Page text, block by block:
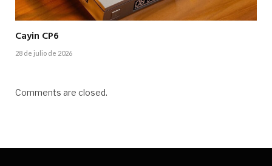
Cayin CP6
28 de julio de 2026
Comments are closed.